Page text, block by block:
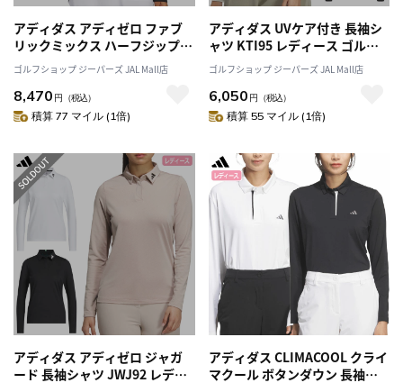
アディダス アディゼロ ファブ
リックミックス ハーフジップ
長袖ジャケット KWH96 レディ
ース ゴルフウェア トップス
2025春夏モデル adidas 日本正
規品
ゴルフショップ ジーパーズ JAL Mall店
8,470 円 （税込）
積算 77 マイル (1倍)
アディダス UVケア付き 長袖シ
ャツ KTI95 レディース ゴルフ
ウェア ゴルフ 2025春夏モデル
adidas 日本正規品
ゴルフショップ ジーパーズ JAL Mall店
6,050 円 （税込）
積算 55 マイル (1倍)
アディダス アディゼロ ジャガ
ード 長袖シャツ JWJ92 レディ
アディダス CLIMACOOL クライ
マクール ボタンダウン 長袖シ